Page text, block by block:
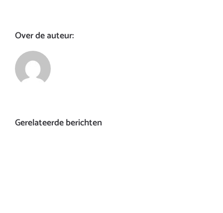
Over de auteur:
Gerelateerde berichten